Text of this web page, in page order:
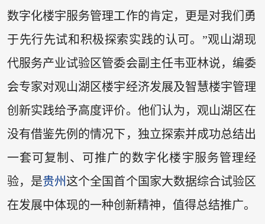
数字化楼宇服务管理工作的肯定，更是对我们勇
于先行先试和积极探索实践的认可。”观山湖现
代服务产业试验区管委会副主任韦亚林说，编委
会专家对观山湖区楼宇经济发展及智慧楼宇管理
创新实践给予高度评价。他们认为，观山湖区在
没有借鉴先例的情况下，独立探索并成功总结出
一套可复制、可推广的数字化楼宇服务管理经
验，是贵州 这个全国首个国家大数据综合试验区
在发展中体现的一种创新精神，值得总结推广。